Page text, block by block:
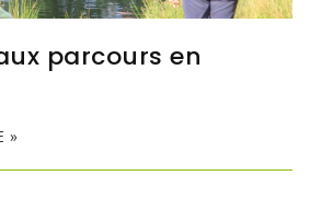
parcours en
»